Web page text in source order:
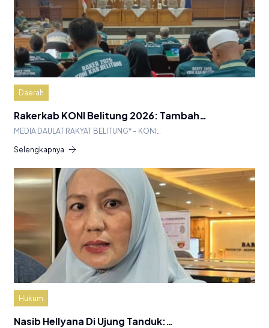
Daerah
Rakerkab KONI Belitung 2026: Tambah…
MEDIA DAULAT RAKYAT BELITUNG* – KONI…
Selengkapnya
Hukum
Nasib Hellyana Di Ujung Tanduk:…